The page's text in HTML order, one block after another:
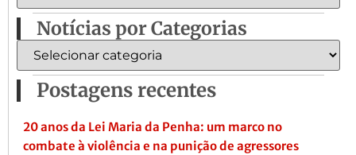
Notícias por Categorias
Postagens recentes
20 anos da Lei Maria da Penha: um marco no
combate à violência e na punição de agressores